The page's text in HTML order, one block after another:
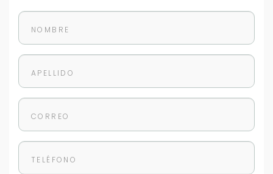
Con estos datos podemos responderte mejor y
más rápido.